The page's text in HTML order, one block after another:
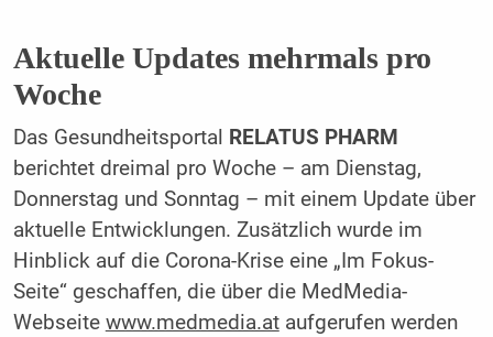
Aktuelle Updates mehrmals pro
Woche
Das Gesundheitsportal
RELATUS PHARM
berichtet dreimal pro Woche – am Dienstag,
Donnerstag und Sonntag – mit einem Update über
aktuelle Entwicklungen. Zusätzlich wurde im
Hinblick auf die Corona-Krise eine „Im Fokus-
Seite“ geschaffen, die über die MedMedia-
Webseite www.medmedia.ataufgerufen werden